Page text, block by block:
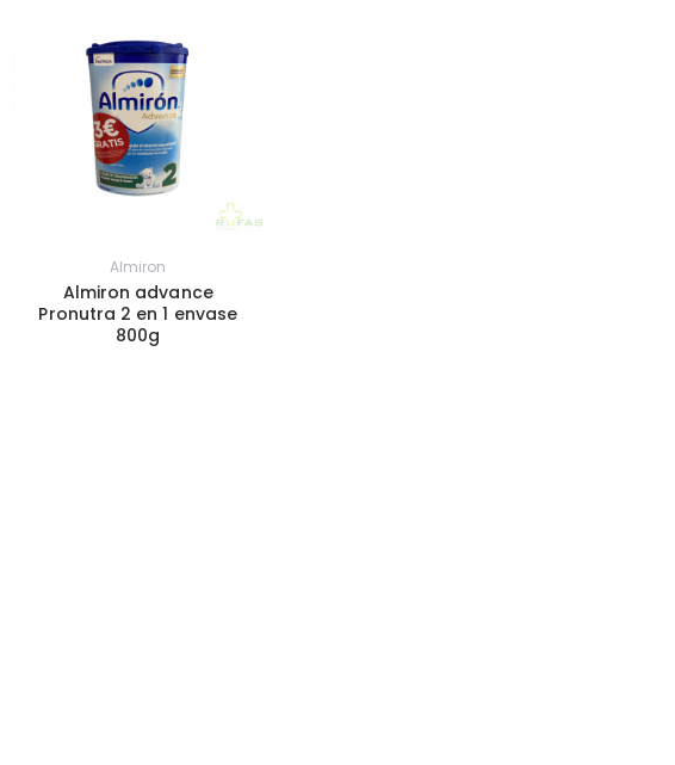
Almiron
Almiron advance
Pronutra 2 en 1 envase
800g